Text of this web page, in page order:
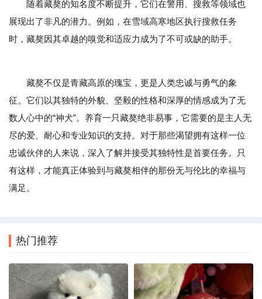
随着藏獒的知名度不断提升，它们在警用、搜救等领域也
展现出了非凡的潜力。例如，在雪域高寒地区执行搜救任务
时，藏獒因其卓越的嗅觉和适应力成为了不可或缺的助手。
藏獒不仅是青藏高原的瑰宝，更是人类忠诚与勇气的象
征。它们以其独特的外貌、坚毅的性格和深厚的情感成为了无
数人心中的“神犬”。养育一只藏獒绝非易事，它需要的是主人无
尽的爱、耐心和专业知识的支持。对于那些渴望拥有这样一位
忠诚伙伴的人来说，深入了解并接受其独特性是首要任务。只
有这样，才能真正体验到与藏獒相伴的那份无与伦比的幸福与
满足。
热门推荐